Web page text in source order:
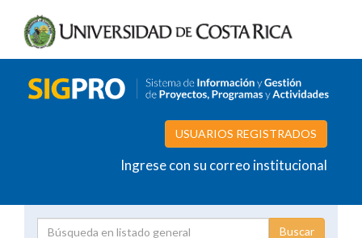
USUARIOS REGISTRADOS
Ingrese con su correo institucional